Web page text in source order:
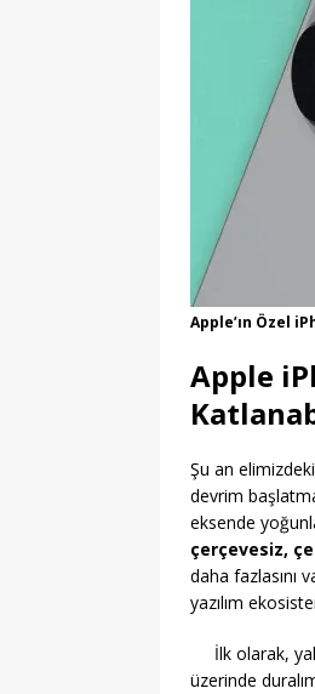
Apple’ın Özel
Apple
Şu an
devrim
eksende
çerçevesiz,
daha fazlasını
yazılım
İlk olarak,
üzerinde